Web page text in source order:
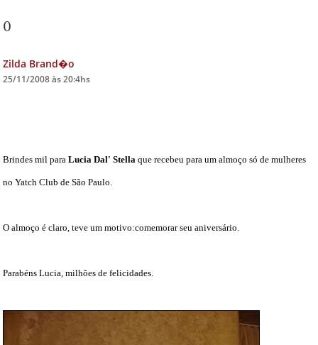
TV ZILDA BRANDÃO
0
Zilda Brand�o
25/11/2008 às 20:4hs
Brindes mil paraLucia Dal' Stella que recebeu para um almoço só de mulheres
no Yatch Club de São Paulo.
O almoço é claro, teve um motivo:comemorar seu aniversário.
Parabéns Lucia, milhões de felicidades.